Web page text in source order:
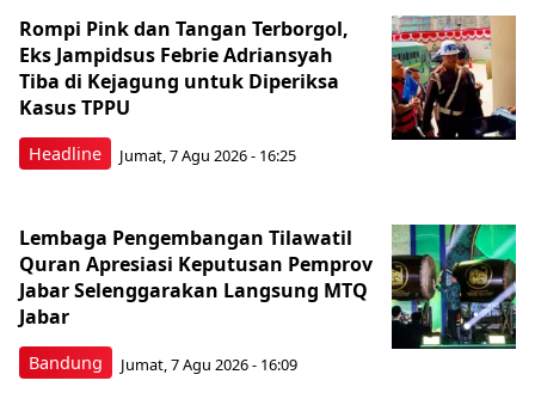
Headline
Rompi Pink dan Tangan Terborgol,
Eks Jampidsus Febrie Adriansyah
Tiba di Kejagung untuk Diperiksa
Kasus TPPU
Jumat, 7 Agu 2026 - 16:25
Bandung
Lembaga Pengembangan Tilawatil
Quran Apresiasi Keputusan Pemprov
Jabar Selenggarakan Langsung MTQ
Jabar
Jumat, 7 Agu 2026 - 16:09